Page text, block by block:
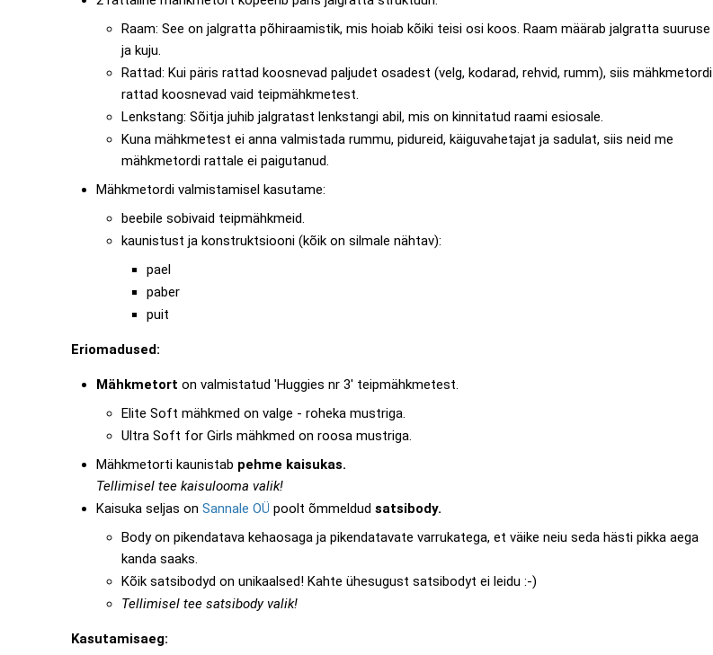
Raam: See on jalgratta põhiraamistik, mis hoiab kõiki teisi osi koos. Raam määrab jalgratta suuruse
ja kuju.
Rattad: Kui päris rattad koosnevad paljudet osadest (velg, kodarad, rehvid, rumm), siis mähkmetordi
rattad koosnevad vaid teipmähkmetest.
Lenkstang: Sõitja juhib jalgratast lenkstangi abil, mis on kinnitatud raami esiosale.
Kuna mähkmetest ei anna valmistada rummu, pidureid, käiguvahetajat ja sadulat, siis neid me
mähkmetordi rattale ei paigutanud.
Mähkmetordi valmistamisel kasutame:
beebile sobivaid teipmähkmeid.
kaunistust ja konstruktsiooni (kõik on silmale nähtav):
pael
paber
puit
Eriomadused:
Mähkmetort on valmistatud 'Huggies nr 3' teipmähkmetest.
Elite Soft mähkmed on valge - roheka mustriga.
Ultra Soft for Girls mähkmed on roosa mustriga.
Mähkmetorti kaunistab pehme kaisukas.
Tellimisel tee kaisulooma valik!
Kaisuka seljas on Sannale OÜ poolt õmmeldud satsibody.
Body on pikendatava kehaosaga ja pikendatavate varrukatega, et väike neiu seda hästi pikka aega
kanda saaks.
Kõik satsibodyd on unikaalsed! Kahte ühesugust satsibodyt ei leidu :-)
Tellimisel tee satsibody valik!
Kasutamisaeg: